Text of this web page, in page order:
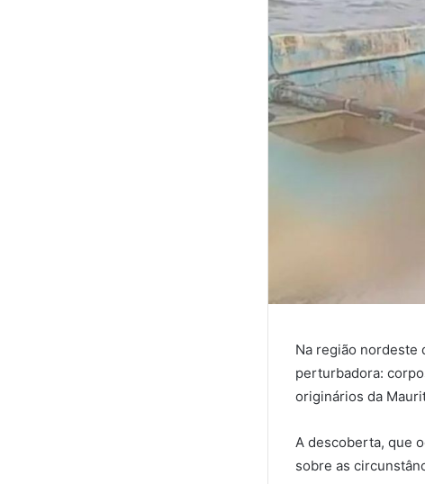
Na região nordeste
perturbadora:
originários da
A descoberta, que
sobre as